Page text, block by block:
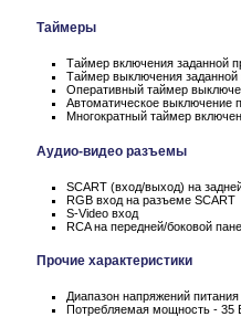
Таймеры
Таймер включения заданной
Таймер выключения
Оперативный таймер
Автоматическое выключение
Многократный таймер
Аудио-видео разъемы
SCART (вход/выход) на
RGB вход на разъеме SCART
S-Video вход
RCA на передней/боковой
Прочие характеристики
Диапазон напряжений
Потребляемая мощность - 35